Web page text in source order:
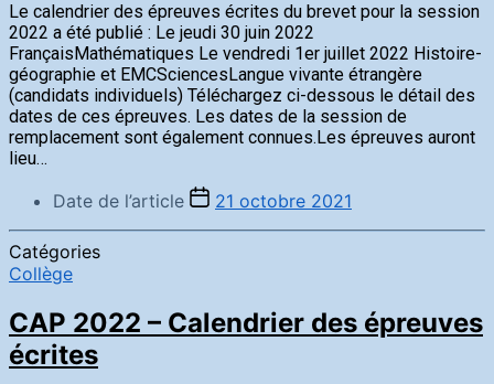
Le calendrier des épreuves écrites du brevet pour la session
2022 a été publié : Le jeudi 30 juin 2022
FrançaisMathématiques Le vendredi 1er juillet 2022 Histoire-
géographie et EMCSciencesLangue vivante étrangère
(candidats individuels) Téléchargez ci-dessous le détail des
dates de ces épreuves. Les dates de la session de
remplacement sont également connues.Les épreuves auront
lieu…
Date de l’article 21 octobre 2021
Catégories
Collège
CAP 2022 – Calendrier des épreuves
écrites